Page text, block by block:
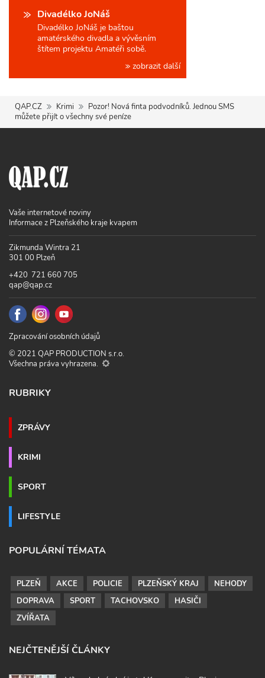
Divadélko JoNáš
Divadélko JoNáš je baštou
amatérského divadla a vývěsním
štítem projektu Amatéři sobě.
zobrazit další
QAP.CZ Krimi
Pozor! Nová finta podvodníků. Jednou SMS
můžete přijít o všechny své peníze
Vaše internetové noviny
Informace z Plzeňského kraje kvapem
Zikmunda Wintra 21
301 00 Plzeň
+420 721 660 705
qap@qap.cz
Zpracování osobních údajů
© 2021 QAP PRODUCTION s.r.o.
Všechna práva vyhrazena.
RUBRIKY
ZPRÁVY
KRIMI
SPORT
LIFESTYLE
POPULÁRNÍ TÉMATA
PLZEŇ AKCE POLICIE PLZEŇSKÝ KRAJ
NEHODY
DOPRAVA
SPORT TACHOVSKO
HASIČI
ZVÍŘATA
NEJČTENĚJŠÍ ČLÁNKY